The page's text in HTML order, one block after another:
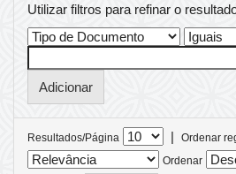
Utilizar filtros para refinar o
Resultados/Página |
Ordenar
Ordenar